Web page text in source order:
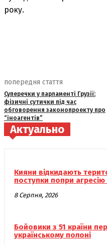
року.
попередня стаття
Суперечки у парламенті Грузії:
фізичні сутички під час
обговорення законопроекту про
“іноагентів”
Актуально
Кияни відкидають
поступки попри агресію
8 Серпня, 2026
Бойовики з 51 країни
українському полоні